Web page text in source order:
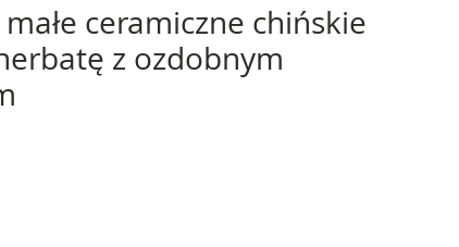
ceramiczne chińskie
z ozdobnym